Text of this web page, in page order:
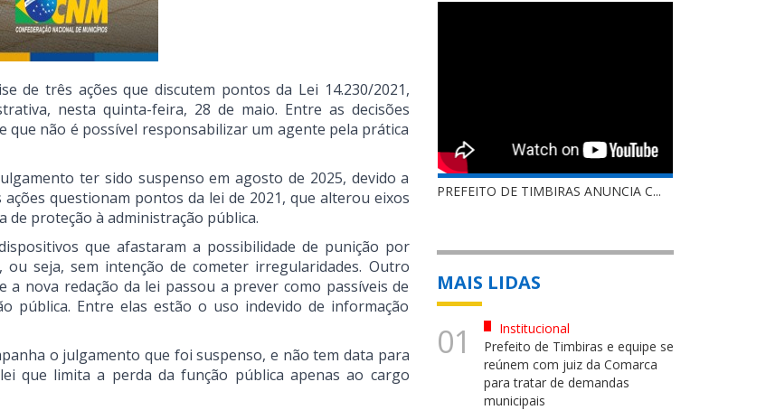
de três ações que discutem pontos da Lei 14.230/2021,
nesta quinta-feira, 28 de maio. Entre as decisões
que não é possível responsabilizar um agente pela prática
ter sido suspenso em agosto de 2025, devido a
questionam pontos da lei de 2021, que alterou eixos
de proteção à administração pública.
que afastaram a possibilidade de punição por
seja, sem intenção de cometer irregularidades. Outro
nova redação da lei passou a prever como passíveis de
pública. Entre elas estão o uso indevido de informação
o julgamento que foi suspenso, e não tem data para
que limita a perda da função pública apenas ao cargo
PREFEITO DE TIMBIRAS ANUNCIA C...
MAIS LIDAS
01
Institucional
Prefeito de Timbiras e equipe se
reúnem com juiz da Comarca
para tratar de demandas
municipais